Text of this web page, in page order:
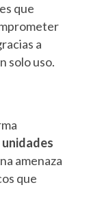
que
a
solo uso.
amenaza
que